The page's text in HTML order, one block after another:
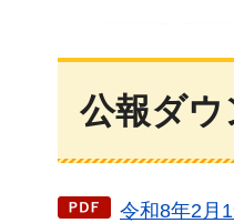
公報ダウ
令和8年2月